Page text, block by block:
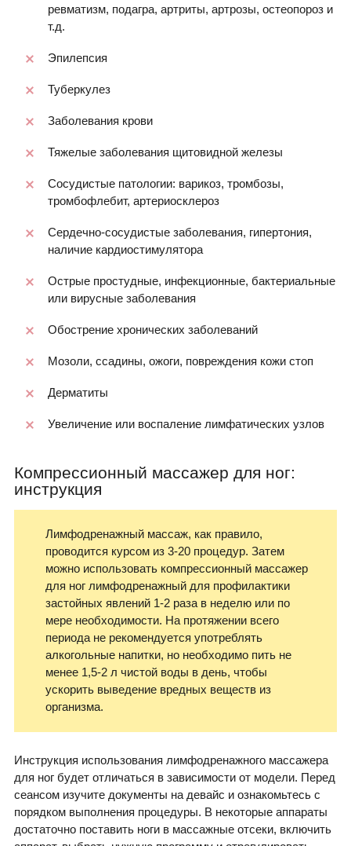
ревматизм, подагра, артриты, артрозы, остеопороз и
т.д.
Эпилепсия
Туберкулез
Заболевания крови
Тяжелые заболевания щитовидной железы
Сосудистые патологии: варикоз, тромбозы,
тромбофлебит, артериосклероз
Сердечно-сосудистые заболевания, гипертония,
наличие кардиостимулятора
Острые простудные, инфекционные, бактериальные
или вирусные заболевания
Обострение хронических заболеваний
Мозоли, ссадины, ожоги, повреждения кожи стоп
Дерматиты
Увеличение или воспаление лимфатических узлов
Компрессионный массажер для ног:
инструкция
Лимфодренажный массаж, как правило,
проводится курсом из 3-20 процедур. Затем
можно использовать компрессионный массажер
для ног лимфодренажный для профилактики
застойных явлений 1-2 раза в неделю или по
мере необходимости. На протяжении всего
периода не рекомендуется употреблять
алкогольные напитки, но необходимо пить не
менее 1,5-2 л чистой воды в день, чтобы
ускорить выведение вредных веществ из
организма.
Инструкция использования лимфодренажного массажера
для ног будет отличаться в зависимости от модели. Перед
сеансом изучите документы на девайс и ознакомьтесь с
порядком выполнения процедуры. В некоторые аппараты
достаточно поставить ноги в массажные отсеки, включить